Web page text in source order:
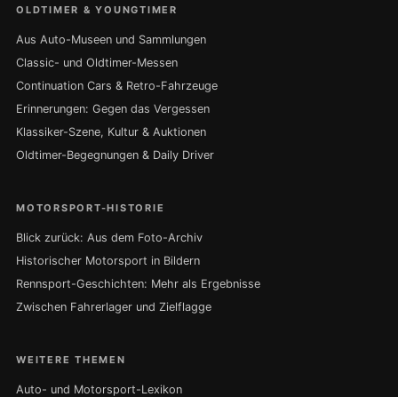
OLDTIMER & YOUNGTIMER
Aus Auto-Museen und Sammlungen
Classic- und Oldtimer-Messen
Continuation Cars & Retro-Fahrzeuge
Erinnerungen: Gegen das Vergessen
Klassiker-Szene, Kultur & Auktionen
Oldtimer-Begegnungen & Daily Driver
MOTORSPORT-HISTORIE
Blick zurück: Aus dem Foto-Archiv
Historischer Motorsport in Bildern
Rennsport-Geschichten: Mehr als Ergebnisse
Zwischen Fahrerlager und Zielflagge
WEITERE THEMEN
Auto- und Motorsport-Lexikon